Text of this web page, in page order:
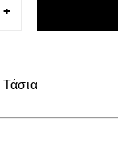
+
Τάσια